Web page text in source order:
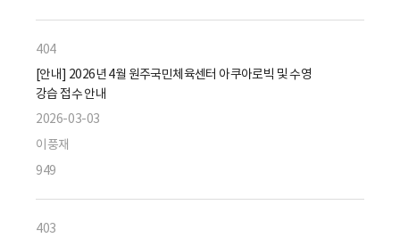
404
[안내] 2026년 4월 원주국민체육센터 아쿠아로빅 및 수영
강습 접수 안내
2026-03-03
이풍재
949
403